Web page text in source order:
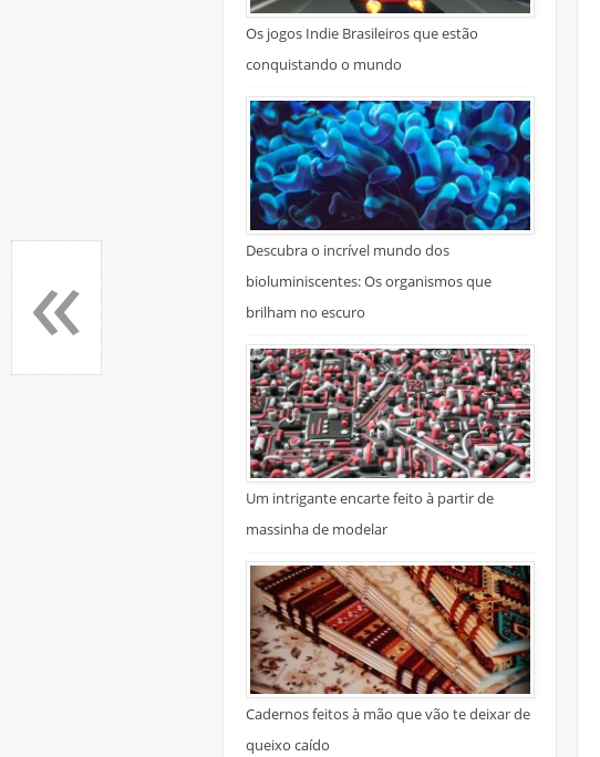
Os jogos Indie Brasileiros que estão
conquistando o mundo
Descubra o incrível mundo dos
bioluminiscentes: Os organismos que
brilham no escuro
Um intrigante encarte feito à partir de
massinha de modelar
Cadernos feitos à mão que vão te deixar de
queixo caído
«